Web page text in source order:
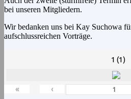
bei unseren Mitgliedern.
Wir bedanken uns bei Kay Suchowa
aufschlussreichen Vorträge.
1 (1)
« ‹